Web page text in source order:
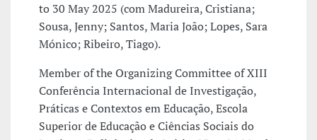
to 30 May 2025 (com Madureira, Cristiana;
Sousa, Jenny; Santos, Maria João; Lopes, Sara
Mónico; Ribeiro, Tiago).
Member of the Organizing Committee of XIII
Conferência Internacional de Investigação,
Práticas e Contextos em Educação, Escola
Superior de Educação e Ciências Sociais do